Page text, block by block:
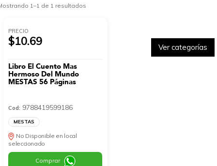
Ver categorías
1–1 de 1 resultados
PRECIO
$10.69
Libro El Cuento Mas
Hermoso Del Mundo
MESTAS 56 Páginas
Cod: 9788419599186
MESTAS
No Disponible en local
seleccionado
Comprar